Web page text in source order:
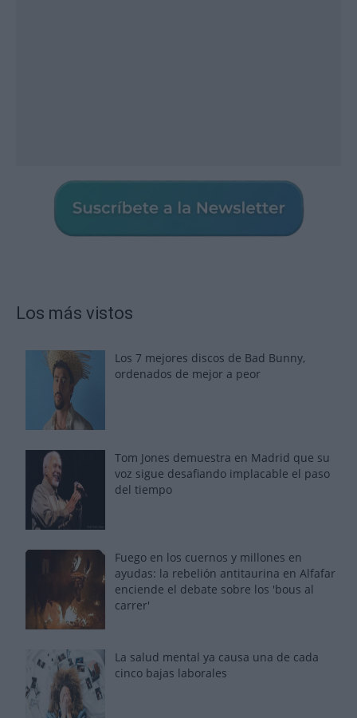
Los más vistos
Los 7 mejores discos de Bad Bunny,
ordenados de mejor a peor
Tom Jones demuestra en Madrid que su
voz sigue desafiando implacable el paso
del tiempo
Fuego en los cuernos y millones en
ayudas: la rebelión antitaurina en Alfafar
enciende el debate sobre los 'bous al
carrer'
La salud mental ya causa una de cada
cinco bajas laborales